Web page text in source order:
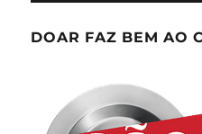
DOAR FAZ BEM AO